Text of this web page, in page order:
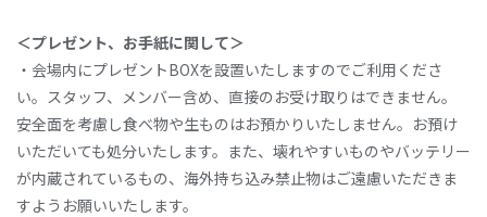
＜プレゼント、お手紙に関して＞
・会場内にプレゼントBOXを設置いたしますのでご利用くださ
い。スタッフ、メンバー含め、直接のお受け取りはできません。
安全面を考慮し食べ物や生ものはお預かりいたしません。お預け
いただいても処分いたします。また、壊れやすいものやバッテリー
が内蔵されているもの、海外持ち込み禁止物はご遠慮いただきま
すようお願いいたします。